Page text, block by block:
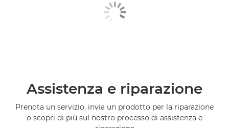
Assistenza e riparazione
Prenota un servizio, invia un prodotto per la riparazione
o scopri di più sul nostro processo di assistenza e